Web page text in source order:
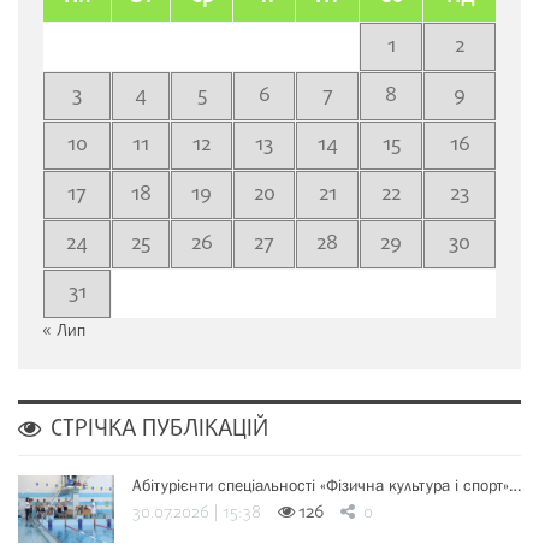
1
2
3
4 5 6 7 8
9
10
11 12 13 14 15
16
17
18 19 20 21 22
23
24
25 26 27 28 29
30
31
« Лип
СТРІЧКА ПУБЛІКАЦІЙ
Абітурієнти спеціальності «Фізична культура і спорт»…
30.07.2026 | 15:38 126 0